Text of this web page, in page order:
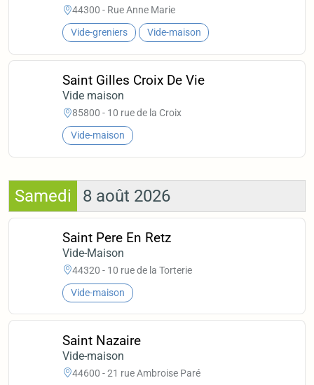
44300 - Rue Anne Marie
Vide-greniers Vide-maison
Saint Gilles Croix De Vie
Vide maison
85800 - 10 rue de la Croix
Vide-maison
Samedi 8 août 2026
Saint Pere En Retz
Vide-Maison
44320 - 10 rue de la Torterie
Vide-maison
Saint Nazaire
Vide-maison
44600 - 21 rue Ambroise Paré